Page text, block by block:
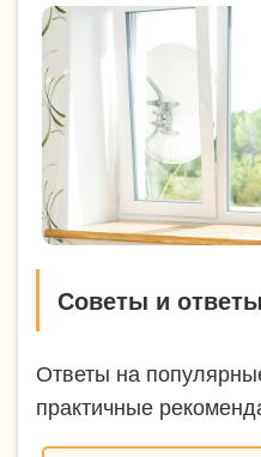
Советы и ответы
Ответы на
практичные